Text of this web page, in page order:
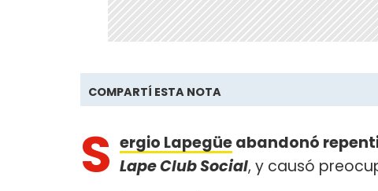
COMPARTÍ ESTA NOTA
S ergio Lapegüeabandonó
Lape Club Social, y causó